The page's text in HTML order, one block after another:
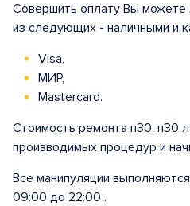
Совершить оплату Вы
из следующих - наличными и
Visa,
МИР,
Mastercard.
Стоимость ремонта п30, п30
производимых процедур и
Все манипуляции
09:00 до 22:00 .